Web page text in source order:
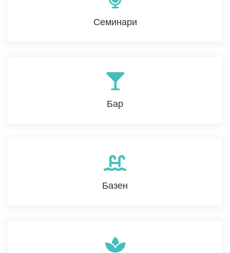
Семинари
Бар
Базен